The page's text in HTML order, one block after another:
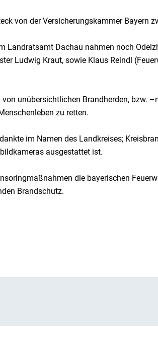
von der Versicherungskammer Bayern
Dachau nahmen noch
Ludwig Kraut, sowie Klaus Reindl
unübersichtlichen Brandherden, bzw.
zu retten.
im Namen des Landkreises;
ausgestattet ist.
die bayerischen
Brandschutz.